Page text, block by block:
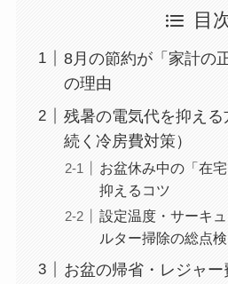
目
8月の節約が「家計の
の理由
残暑の電気代を抑え
続く冷房費対策）
お盆休み中の「在
抑えるコツ
設定温度・サーキ
ルター掃除の総点検
お盆の帰省・レジャ